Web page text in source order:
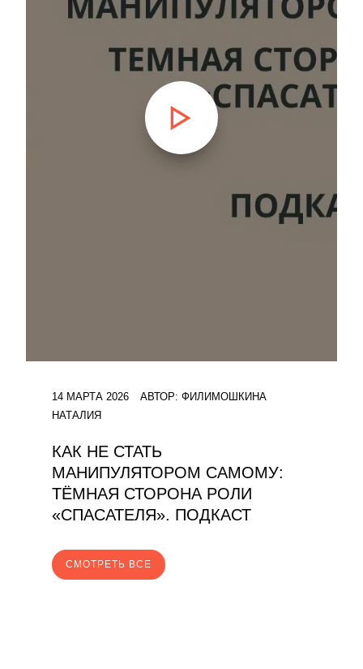
14 МАРТА 2026 АВТОР: ФИЛИМОШКИНА
НАТАЛИЯ
КАК НЕ СТАТЬ
МАНИПУЛЯТОРОМ САМОМУ:
ТЁМНАЯ СТОРОНА РОЛИ
«СПАСАТЕЛЯ». ПОДКАСТ
CМОТРЕТЬ ВСЕ